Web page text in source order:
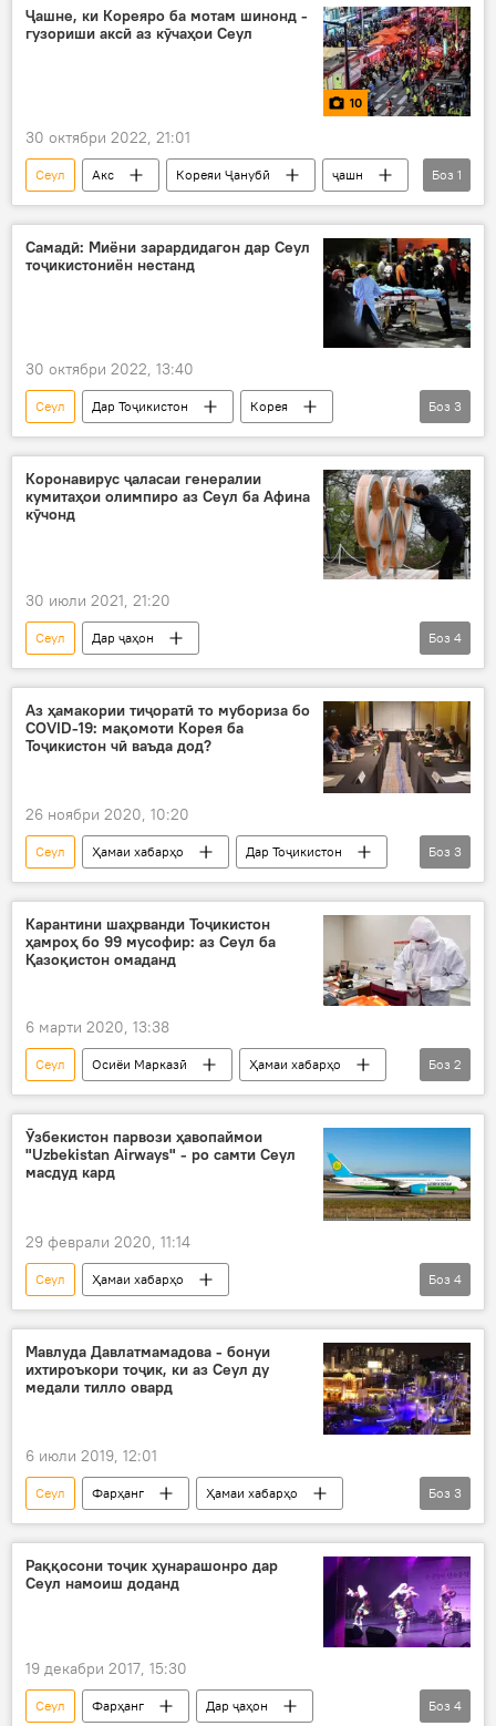
Дар Русия
Амният ва мудофиа
Дмитрий Медведев
Украина
Ҷашне, ки Кореяро ба мотам шинонд -
гузориши аксӣ аз кӯчаҳои Сеул
10
30 октябри 2022, 21:01
Сеул Акс Кореяи Ҷанубӣ
ҷашн
мотами миллӣ
Боз 1
Самадӣ: Миёни зарардидагон дар Сеул
тоҷикистониён нестанд
30 октябри 2022, 13:40
Сеул Дар Тоҷикистон
Корея
издиҳом
ҳалокат ҷароҳат
Боз 3
Коронавирус ҷаласаи генералии
кумитаҳои олимпиро аз Сеул ба Афина
кӯчонд
30 июли 2021, 21:20
Сеул
Дар ҷаҳон
Навигариҳои варзиши Тоҷикистон
Афина
Кумитаи байналмилалии олимпӣ
Кумитаи миллии олимпии ҶТ
Боз 4
Аз ҳамакории тиҷоратӣ то мубориза бо
COVID-19: мақомоти Корея ба
Тоҷикистон чӣ ваъда дод?
26 ноябри 2020, 10:20
Сеул Ҳамаи хабарҳо
Дар Тоҷикистон
Корея
ҳамкорӣ мулоқот
Боз 3
Карантини шаҳрванди Тоҷикистон
ҳамроҳ бо 99 мусофир: аз Сеул ба
Қазоқистон омаданд
6 марти 2020, 13:38
Сеул Осиёи Марказӣ
Ҳамаи хабарҳо
Иҷтимоъ
Қазоқистон
Боз 2
Ӯзбекистон парвози ҳавопаймои
"Uzbekistan Airways" - ро самти Сеул
масдуд кард
29 феврали 2020, 11:14
Сеул
Ҳамаи хабарҳо
Рӯйдод, ҷиноят ва ҳолатҳои фавқулода
Осиёи Марказӣ
Ӯзбекистон
Парвоз
Боз 4
Мавлуда Давлатмамадова - бонуи
ихтироъкори тоҷик, ки аз Сеул ду
медали тилло овард
6 июли 2019, 12:01
Сеул Фарҳанг
Ҳамаи хабарҳо
Кореяи Ҷанубӣ
зан
Боз 3
Раққосони тоҷик ҳунарашонро дар
Сеул намоиш доданд
19 декабри 2017, 15:30
Сеул Фарҳанг
Дар ҷаҳон
Боз 4